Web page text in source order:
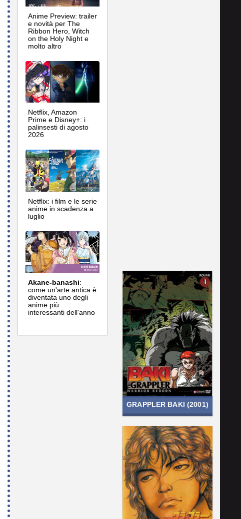
Anime Preview: trailer
e novità per The
Ribbon Hero, Witch
on the Holy Night e
molto altro
Netflix, Amazon
Prime e Disney+: i
palinsesti di agosto
2026
Netflix: i film e le serie
anime in scadenza a
luglio
Akane-banashi:
come un'arte antica è
diventata uno degli
anime più
interessanti dell'anno
GRAPPLER BAKI (2001)